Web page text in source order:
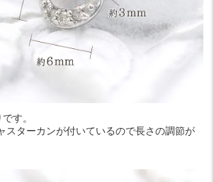
す。
スターカンが付いているので長さの調節が